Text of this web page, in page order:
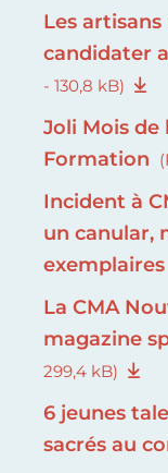
Les
candidater
- 130,8 kB)
Joli Mois de
Formation
Incident à
un canular,
exemplaires
La CMA
magazine
299,4 kB)
6 jeunes
sacrés au